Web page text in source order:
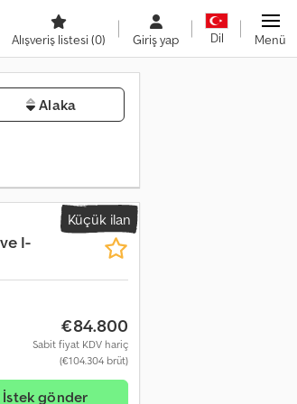
Alışveriş listesi (0) Giriş yap Dil Menü
Alaka
Küçük ilan
I-
€84.800
Sabit fiyat KDV hariç
(€104.304 brüt)
İstek gönder